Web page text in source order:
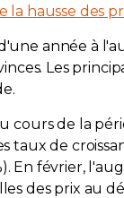
hausse des
année à
Les
de la
taux de
En février,
des prix au